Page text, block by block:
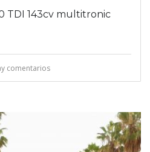
TDI 143cv multitronic
comentarios